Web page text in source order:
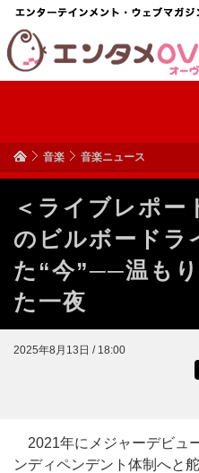
音楽 音楽ニュース
＜ライブレポー
のビルボードラ
た“今”──温も
た一夜
2025年8月13日 / 18:00
2021年にメジャーデビュ
ンディペンデント体制へと